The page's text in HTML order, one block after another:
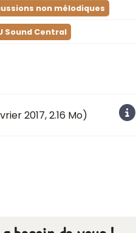
non mélodiques
Sound Central
2017, 2.16 Mo)